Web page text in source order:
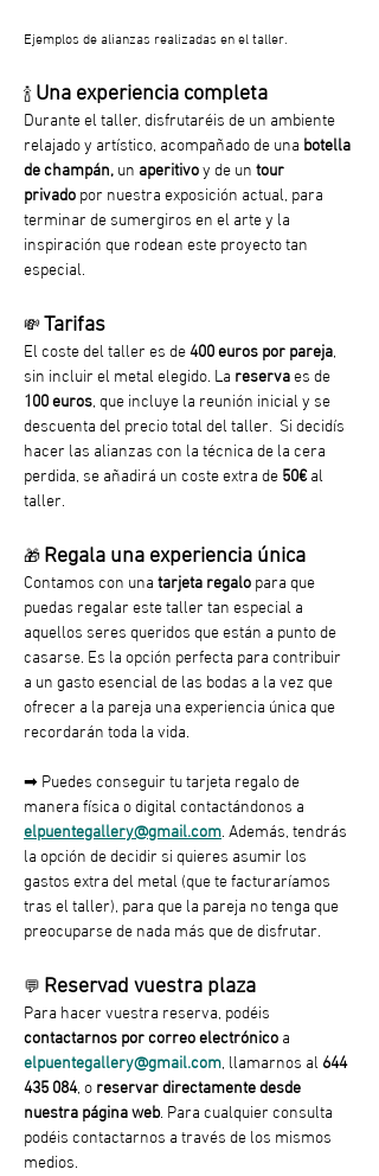
Ejemplos de alianzas realizadas en el taller.
🍾 Una experiencia completa
Durante el taller, disfrutaréis de un ambiente
relajado y artístico, acompañado de una botella
de champán, un aperitivo y de un tour
privado por nuestra exposición actual, para
terminar de sumergiros en el arte y la
inspiración que rodean este proyecto tan
especial.
💸 Tarifas
El coste del taller es de 400 euros por pareja,
sin incluir el metal elegido. La reserva es de
100 euros, que incluye la reunión inicial y se
descuenta del precio total del taller.  Si decidís
hacer las alianzas con la técnica de la cera
perdida, se añadirá un coste extra de 50€ al
taller.
🎁 Regala una experiencia única
Contamos con una tarjeta regalo para que
puedas regalar este taller tan especial a
aquellos seres queridos que están a punto de
casarse. Es la opción perfecta para contribuir
a un gasto esencial de las bodas a la vez que
ofrecer a la pareja una experiencia única que
recordarán toda la vida.
➡︎ Puedes conseguir tu tarjeta regalo de
manera física o digital contactándonos a
elpuentegallery@gmail.com. Además, tendrás
la opción de decidir si quieres asumir los
gastos extra del metal (que te facturaríamos
tras el taller), para que la pareja no tenga que
preocuparse de nada más que de disfrutar.
💬 Reservad vuestra plaza
Para hacer vuestra reserva, podéis
contactarnos por correo electrónico a
elpuentegallery@gmail.com, llamarnos al 644
435 084, o reservar directamente desde
nuestra página web. Para cualquier consulta
podéis contactarnos a través de los mismos
medios.